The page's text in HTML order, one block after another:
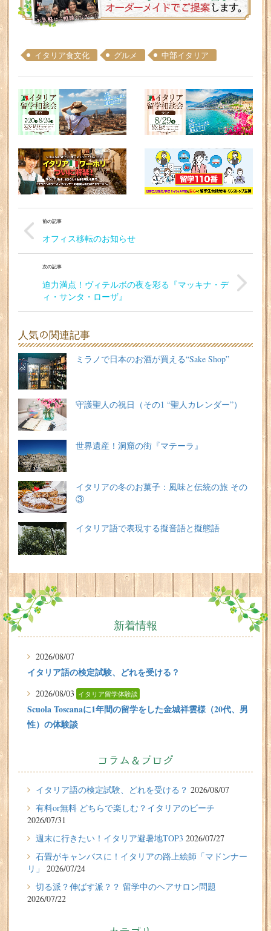
イタリア食文化 グルメ 中部イタリア
前の記事
オフィス移転のお知らせ
次の記事
迫力満点！ヴィテルボの夜を彩る『マッキナ・デ
ィ・サンタ・ローザ』
人気の関連記事
ミラノで日本のお酒が買える“Sake Shop”
守護聖人の祝日（その1 “聖人カレンダー”）
世界遺産！洞窟の街『マテーラ』
イタリアの冬のお菓子：風味と伝統の旅 その
③
イタリア語で表現する擬音語と擬態語
新着情報
2026/08/07
イタリア語の検定試験、どれを受ける？
2026/08/03 イタリア留学体験談
Scuola Toscanaに1年間の留学をした金城祥雲様（20代、男
性）の体験談
有料or無料 どちらで楽しむ？イタリアのビーチ
フィレンツェに1週間の語学留学をしたT.Sさん（10代、女
性）の体験談
2026/07/27
週末に行きたい！イタリア避暑地TOP3
2026/07/24
石畳がキャンバスに！イタリアの路上絵師「マドンナー
リ」
コラム＆ブログ
イタリア語の検定試験、どれを受ける？ 2026/08/07
有料or無料 どちらで楽しむ？イタリアのビーチ
2026/07/31
週末に行きたい！イタリア避暑地TOP3 2026/07/27
石畳がキャンバスに！イタリアの路上絵師「マドンナー
リ」
2026/07/24
切る派？伸ばす派？？ 留学中のヘアサロン問題
2026/07/22